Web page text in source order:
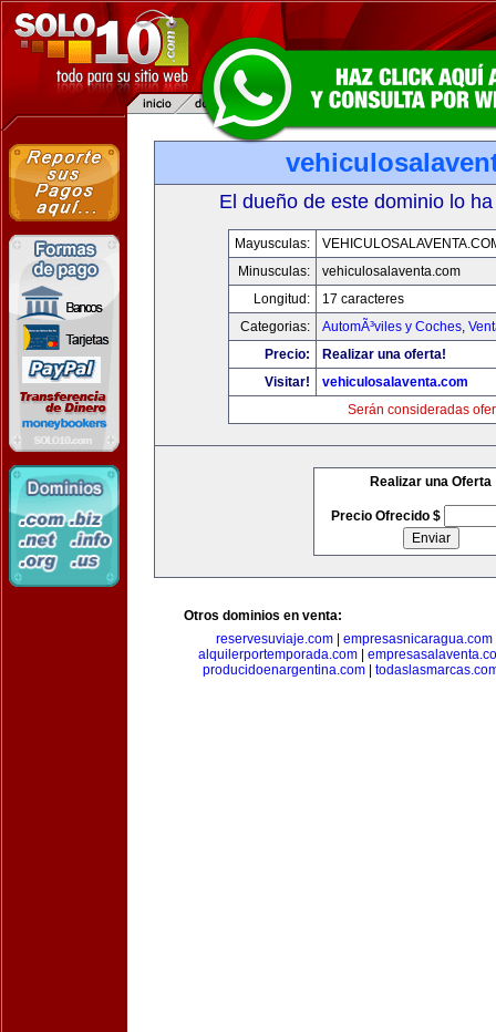
El dueño de este dominio lo
Mayusculas:
Minusculas:
vehiculosalaventa.com
Longitud:
17 caracteres
Categorias:
AutomÃ³viles y Coches,
Precio:
Realizar una oferta!
Visitar!
vehiculosalaventa.com
Serán consideradas
Realizar una Oferta
Precio Ofrecido $
Otros dominios en venta:
reservesuviaje.com| empresasnicaragua.com
alquilerportemporada.com
producidoenargentina.com|